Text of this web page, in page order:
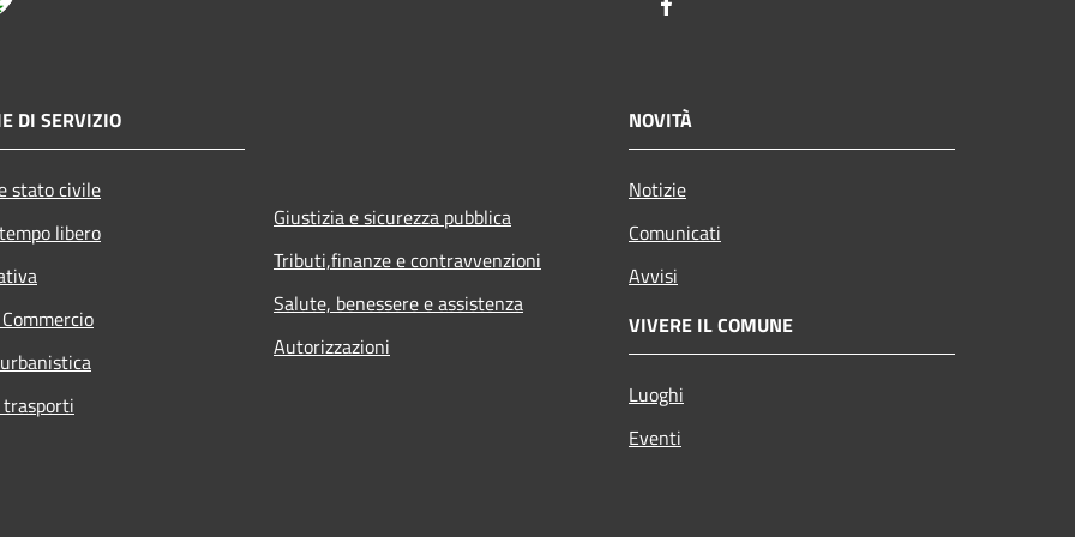
DI SERVIZIO
stato civile
libero
Giustizia e sicurezza pubblica
Tributi,finanze e contravvenzioni
Salute, benessere e assistenza
Autorizzazioni
NOVITÀ
Notizie
Comunicati
Avvisi
VIVERE IL COMUNE
Luoghi
Eventi